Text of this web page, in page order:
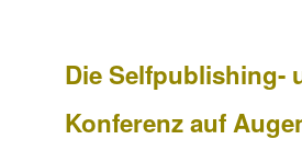
Die Selfpublishing-
Konferenz auf